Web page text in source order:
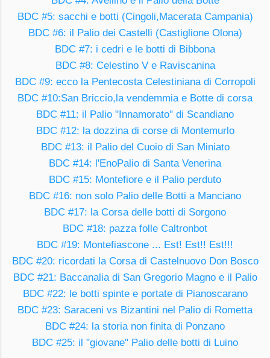
BDC #5: sacchi e botti (Cingoli,Macerata Campania)
BDC #6: il Palio dei Castelli (Castiglione Olona)
BDC #7: i cedri e le botti di Bibbona
BDC #8: Celestino V e Raviscanina
BDC #9: ecco la Pentecosta Celestiniana di Corropoli
BDC #10:San Briccio,la vendemmia e Botte di corsa
BDC #11: il Palio "Innamorato" di Scandiano
BDC #12: la dozzina di corse di Montemurlo
BDC #13: il Palio del Cuoio di San Miniato
BDC #14: l'EnoPalio di Santa Venerina
BDC #15: Montefiore e il Palio perduto
BDC #16: non solo Palio delle Botti a Manciano
BDC #17: la Corsa delle botti di Sorgono
BDC #18: pazza folle Caltronbot
BDC #19: Montefiascone ... Est! Est!! Est!!!
BDC #20: ricordati la Corsa di Castelnuovo Don Bosco
BDC #21: Baccanalia di San Gregorio Magno e il Palio
BDC #22: le botti spinte e portate di Pianoscarano
BDC #23: Saraceni vs Bizantini nel Palio di Rometta
BDC #24: la storia non finita di Ponzano
BDC #25: il "giovane" Palio delle botti di Luino